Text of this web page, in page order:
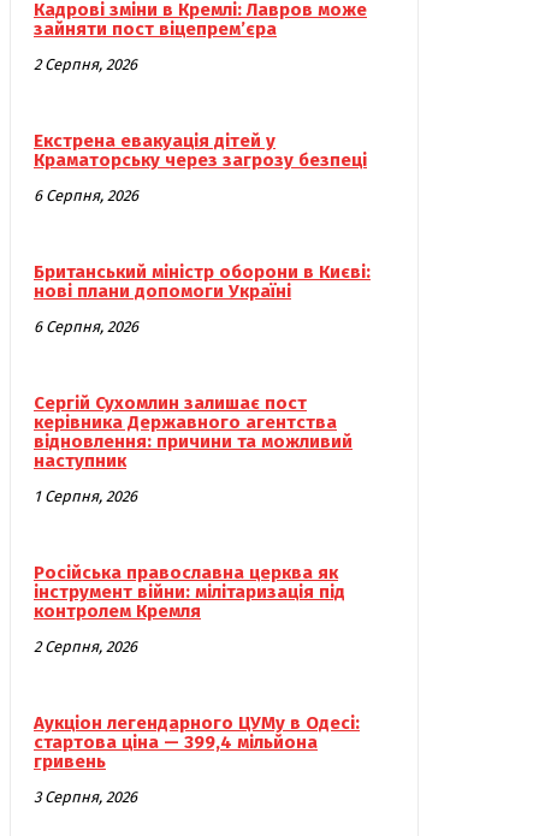
Кадрові зміни в Кремлі: Лавров може
зайняти пост віцепрем’єра
2 Серпня, 2026
Екстрена евакуація дітей у
Краматорську через загрозу безпеці
6 Серпня, 2026
Британський міністр оборони в Києві:
нові плани допомоги Україні
6 Серпня, 2026
Сергій Сухомлин залишає пост
керівника Державного агентства
відновлення: причини та можливий
наступник
1 Серпня, 2026
Російська православна церква як
інструмент війни: мілітаризація під
контролем Кремля
2 Серпня, 2026
Аукціон легендарного ЦУМу в Одесі:
стартова ціна — 399,4 мільйона
гривень
3 Серпня, 2026